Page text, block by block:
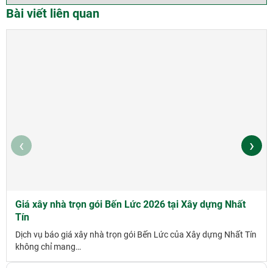
Bài viết liên quan
‹
Giá xây nhà trọn gói Bến Lức 2026 tại Xây dựng Nhất
Tín
Dịch vụ báo giá xây nhà trọn gói Bến Lức của Xây dựng Nhất Tín
không chỉ mang…
›